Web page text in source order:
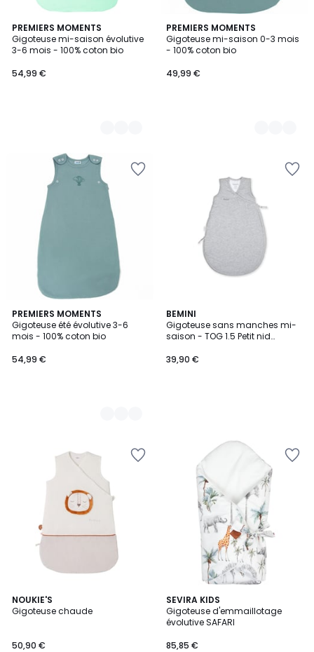
PREMIERS MOMENTS
Gigoteuse mi-saison évolutive
3-6 mois - 100% coton bio
54,99 €
9
Couleurs
PREMIERS MOMENTS
Gigoteuse mi-saison 0-3 mois
- 100% coton bio
49,99 €
9
Couleurs
PREMIERS MOMENTS
Gigoteuse été évolutive 3-6
mois - 100% coton bio
54,99 €
8
Couleurs
BEMINI
Gigoteuse sans manches mi-
saison - TOG 1.5 Petit nid
39,90 €
NOUKIE'S
Gigoteuse chaude
50,90 €
SEVIRA KIDS
Gigoteuse d'emmaillotage
évolutive SAFARI
85,85 €